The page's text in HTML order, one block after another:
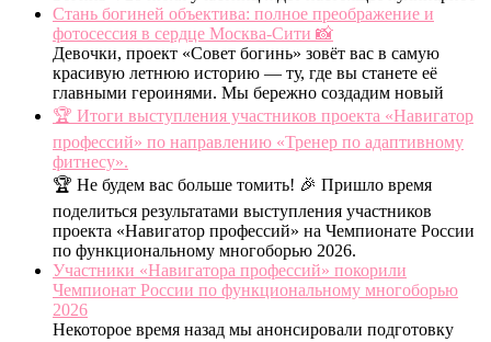
Стань богиней объектива: полное преображение и
фотосессия в сердце Москва-Сити 📸
Девочки, проект «Совет богинь» зовёт вас в самую
красивую летнюю историю — ту, где вы станете её
главными героинями. Мы бережно создадим новый
🏆 Итоги выступления участников проекта «Навигатор
профессий» по направлению «Тренер по адаптивному
фитнесу».
🏆 Не будем вас больше томить! 🎉 Пришло время
поделиться результатами выступления участников
проекта «Навигатор профессий» на Чемпионате России
по функциональному многоборью 2026.
Участники «Навигатора профессий» покорили
Чемпионат России по функциональному многоборью
2026
Некоторое время назад мы анонсировали подготовку